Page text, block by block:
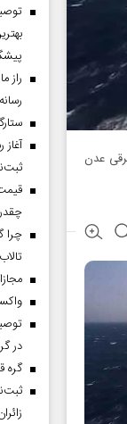
عدن
راز
ثبت‌نام
چرا
در
گره